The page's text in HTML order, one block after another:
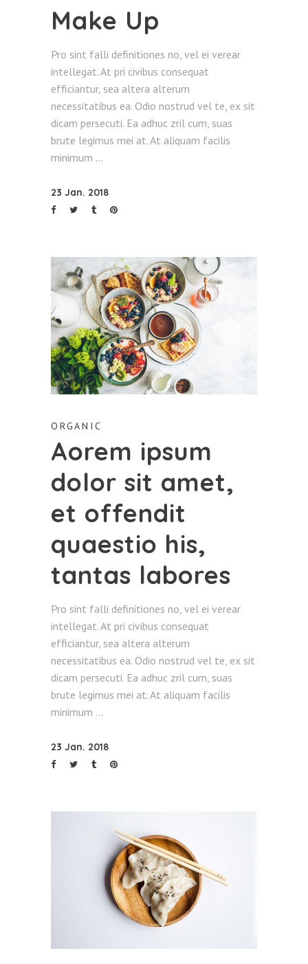
Make Up
Pro sint falli definitiones no, vel ei verear
intellegat. At pri civibus consequat
efficiantur, sea altera alterum
necessitatibus ea. Odio nostrud vel te, ex sit
dicam persecuti. Ea adhuc zril cum, suas
brute legimus mei at. At aliquam facilis
minimum
23 Jan. 2018
ORGANIC
Aorem ipsum
dolor sit amet,
et offendit
quaestio his,
tantas labores
Pro sint falli definitiones no, vel ei verear
intellegat. At pri civibus consequat
efficiantur, sea altera alterum
necessitatibus ea. Odio nostrud vel te, ex sit
dicam persecuti. Ea adhuc zril cum, suas
brute legimus mei at. At aliquam facilis
minimum
23 Jan. 2018